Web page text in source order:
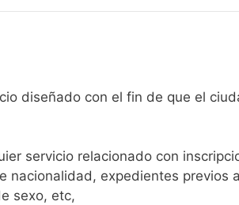
diseñado con el fin de que el
servicio relacionado con
expedientes previos
sexo, etc,